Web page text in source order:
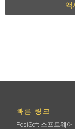
액
빠른 링크
PosiSoft 소프트웨어